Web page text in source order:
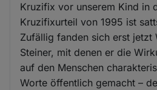
Kruzifix vor unserem Kind in
Kruzifixurteil von 1995 ist
Zufällig fanden sich erst jetzt
Steiner, mit denen er die
auf den Menschen
Worte öffentlich gemacht –